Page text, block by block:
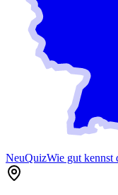
NeuQuizWie gut kennst